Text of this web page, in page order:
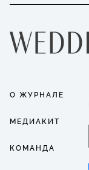
О ЖУРНАЛЕ
МЕДИАКИТ
КОМАНДА